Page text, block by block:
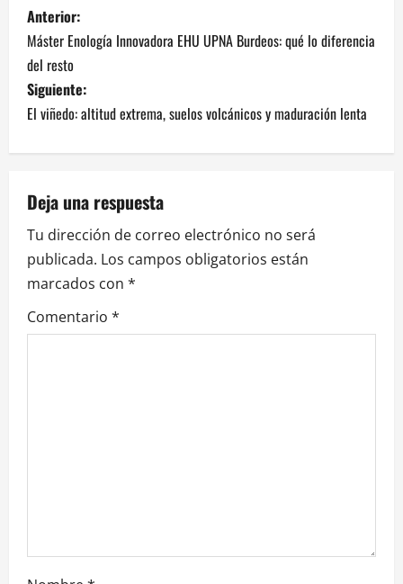
N
a
v
a
c
i
ó
t
Anterior:
Máster Enología Innovadora EHU UPNA Burdeos: qué lo diferencia
del resto
Siguiente:
El viñedo: altitud extrema, suelos volcánicos y maduración lenta
Deja una respuesta
Tu dirección de correo electrónico no será
publicada. Los campos obligatorios están
marcados con *
Comentario *